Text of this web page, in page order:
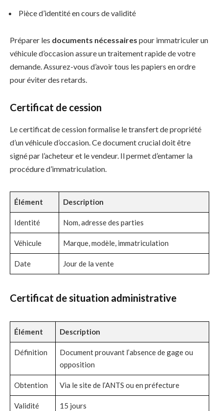
Pièce d’identité en cours de validité
Préparer les documents nécessaires pour immatriculer un
véhicule d’occasion assure un traitement rapide de votre
demande. Assurez-vous d’avoir tous les papiers en ordre
pour éviter des retards.
Certificat de cession
Le certificat de cession formalise le transfert de propriété
d’un véhicule d’occasion. Ce document crucial doit être
signé par l’acheteur et le vendeur. Il permet d’entamer la
procédure d’immatriculation.
Élément Description
Identité Nom, adresse des parties
Véhicule Marque, modèle, immatriculation
Date Jour de la vente
Certificat de situation administrative
Élément Description
Définition
Document prouvant l’absence de gage ou
opposition
Obtention Via le site de l’ANTS ou en préfecture
Validité 15 jours